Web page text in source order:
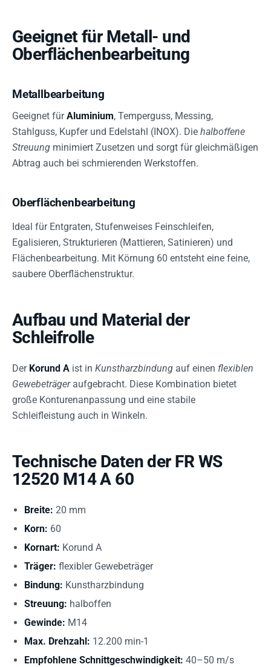
Geeignet für Metall- und
Oberflächenbearbeitung
Metallbearbeitung
Geeignet fürAluminium, Temperguss, Messing,
Stahlguss, Kupfer und Edelstahl (INOX). Die halboffene
Streuung minimiert Zusetzen und sorgt für gleichmäßigen
Abtrag auch bei schmierenden Werkstoffen.
Oberflächenbearbeitung
Ideal für Entgraten, Stufenweises Feinschleifen,
Egalisieren, Strukturieren (Mattieren, Satinieren) und
Flächenbearbeitung. Mit Körnung 60 entsteht eine feine,
saubere Oberflächenstruktur.
Aufbau und Material der
Schleifrolle
Der Korund A ist in Kunstharzbindung auf einen flexiblen
Gewebeträgeraufgebracht. Diese Kombination bietet
große Konturenanpassung und eine stabile
Schleifleistung auch in Winkeln.
Technische Daten der FR WS
12520 M14 A 60
Breite: 20 mm
Korn: 60
Kornart: Korund A
Träger: flexibler Gewebeträger
Bindung: Kunstharzbindung
Streuung: halboffen
Gewinde: M14
Max. Drehzahl: 12.200 min-1
Empfohlene Schnittgeschwindigkeit: 40–50 m/s